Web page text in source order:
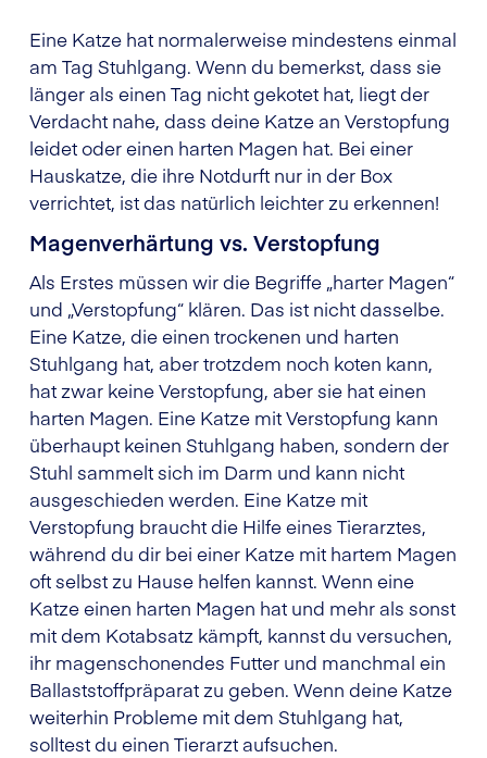
Eine Katze hat normalerweise mindestens einmal
am Tag Stuhlgang. Wenn du bemerkst, dass sie
länger als einen Tag nicht gekotet hat, liegt der
Verdacht nahe, dass deine Katze an Verstopfung
leidet oder einen harten Magen hat. Bei einer
Hauskatze, die ihre Notdurft nur in der Box
verrichtet, ist das natürlich leichter zu erkennen!
Magenverhärtung vs. Verstopfung
Als Erstes müssen wir die Begriffe „harter Magen“
und „Verstopfung“ klären. Das ist nicht dasselbe.
Eine Katze, die einen trockenen und harten
Stuhlgang hat, aber trotzdem noch koten kann,
hat zwar keine Verstopfung, aber sie hat einen
harten Magen. Eine Katze mit Verstopfung kann
überhaupt keinen Stuhlgang haben, sondern der
Stuhl sammelt sich im Darm und kann nicht
ausgeschieden werden. Eine Katze mit
Verstopfung braucht die Hilfe eines Tierarztes,
während du dir bei einer Katze mit hartem Magen
oft selbst zu Hause helfen kannst. Wenn eine
Katze einen harten Magen hat und mehr als sonst
mit dem Kotabsatz kämpft, kannst du versuchen,
ihr magenschonendes Futter und manchmal ein
Ballaststoffpräparat zu geben. Wenn deine Katze
weiterhin Probleme mit dem Stuhlgang hat,
solltest du einen Tierarzt aufsuchen.